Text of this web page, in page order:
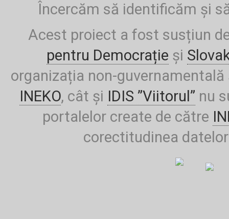
Încercăm să identificăm și
Acest proiect a fost susțiun
pentru Democrație și
organizația non-
INEKO, cât și IDIS ”Viitorul” nu
portalelor create de către
corectitudinea